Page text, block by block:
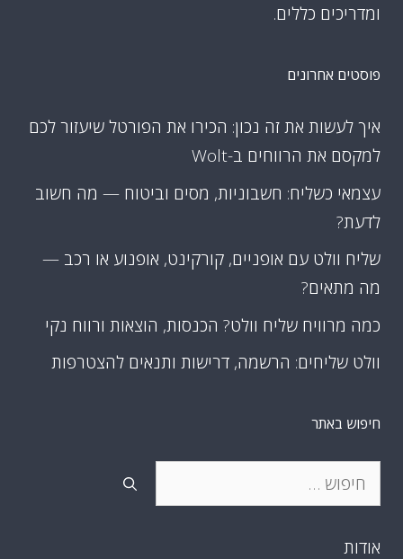
ומדריכים כללים.
פוסטים אחרונים
איך לעשות את זה נכון: הכירו את הפורטל שיעזור לכם
למקסם את הרווחים ב-Wolt
עצמאי כשליח: חשבוניות, מסים וביטוח — מה חשוב
לדעת?
שליח וולט עם אופניים, קורקינט, אופנוע או רכב —
מה מתאים?
כמה מרוויח שליח וולט? הכנסות, הוצאות ורווח נקי
וולט שליחים: הרשמה, דרישות ותנאים להצטרפות
חיפוש באתר
חיפוש:
אודות